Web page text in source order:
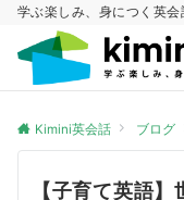
学ぶ楽しみ、身につく英会
Kimini英会話 ブログ
【子育て英語